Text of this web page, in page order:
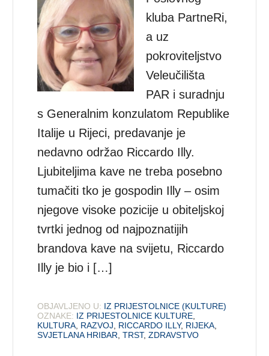
kluba PartneRi,
a uz
pokroviteljstvo
Veleučilišta
PAR i suradnju
s Generalnim konzulatom Republike
Italije u Rijeci, predavanje je
nedavno održao Riccardo Illy.
Ljubiteljima kave ne treba posebno
tumačiti tko je gospodin Illy – osim
njegove visoke pozicije u obiteljskoj
tvrtki jednog od najpoznatijih
brandova kave na svijetu, Riccardo
Illy je bio i […]
OBJAVLJENO U: IZ PRIJESTOLNICE (KULTURE)
OZNAKE: IZ PRIJESTOLNICE KULTURE
KULTURA RAZVOJ RICCARDO ILLY, RIJEKA
SVJETLANA HRIBAR ,TRST,ZDRAVSTVO